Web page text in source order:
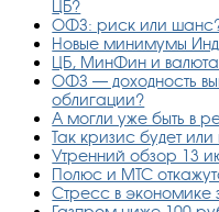
ЦБ?
ОФЗ: риск или
Новые минимумы
ЦБ, МинФин и валюта
ОФЗ — доходность
облигации?
А могли уже быть в
Так кризис будет или
Утренний обзор 13
Полюс и МТС
Стресс в экономике